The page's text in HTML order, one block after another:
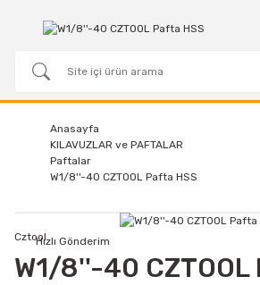
Anasayfa
KILAVUZLAR ve PAFTALAR
Paftalar
W1/8''-40 CZTOOL Pafta HSS
Hızlı Gönderim
Cztool
W1/8''-40 CZTOOL